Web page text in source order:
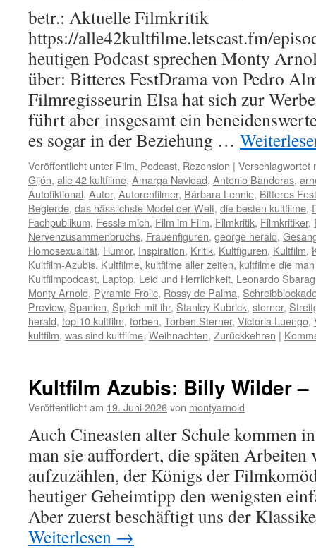
betr.: Aktuelle Filmkritik
https://alle42kultfilme.letscast.fm/
heutigen Podcast sprechen Monty
über: Bitteres FestDrama von Pedro
Filmregisseurin Elsa hat sich zur
führt aber insgesamt ein
es sogar in der Beziehung …
Veröffentlicht unter Film, Podcast, Rezension | Verschlagwortet
Gijón, alle 42 kultfilme, Amarga Navidad, Antonio Banderas,
Autofiktional, Autor, Autorenfilmer, Bárbara Lennie, Bitteres Fest
Begierde, das hässlichste Model der Welt, die besten kultfilme,
Fachpublikum, Fessle mich, Film im Film, Filmkritik, Filmkritiker,
Nervenzusammenbruchs, Frauenfiguren, george herald,
Homosexualität, Humor, Inspiration, Kritik, Kultfiguren, Kultfilm,
Kultfilm-Azubis, Kultfilme, kultfilme aller zeiten, kultfilme die
Kultfilmpodcast, Laptop, Leid und Herrlichkeit, Leonardo
Monty Arnold, Pyramid Frolic, Rossy de Palma,
Preview, Spanien, Sprich mit ihr, Stanley Kubrick, sterner,
herald, top 10 kultfilm, torben, Torben Sterner, Victoria Luengo,
kultfilm, was sind kultfilme, Weihnachten, Zurückkehren |
Kultfilm Azubis: Billy Wilder –
Veröffentlicht am 19. Juni 2026von montyarnold
Auch Cineasten alter Schule kommen
man sie auffordert, die späten
aufzuzählen, der Königs der
heutiger Geheimtipp den wenigsten
Aber zuerst beschäftigt uns der
Weiterlesen →